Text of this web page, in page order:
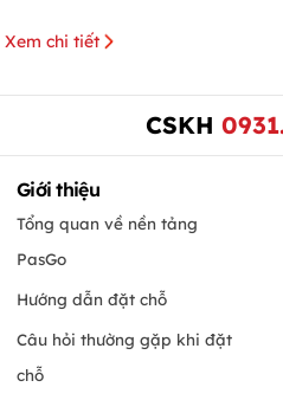
Xem chi tiết
CSKH
Giới thiệu
Tổng quan về nền tảng
PasGo
Hướng dẫn đặt chỗ
Câu hỏi thường gặp khi đặt
chỗ